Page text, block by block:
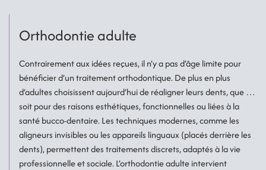
Orthodontie adulte
Contrairement aux idées reçues, il n’y a pas d’âge limite pour
bénéficier d’un traitement orthodontique. De plus en plus
d’adultes choisissent aujourd’hui de réaligner leurs dents, que ce
soit pour des raisons esthétiques, fonctionnelles ou liées à la
santé bucco-dentaire. Les techniques modernes, comme les
aligneurs invisibles ou les appareils linguaux (placés derrière les
dents), permettent des traitements discrets, adaptés à la vie
professionnelle et sociale. L’orthodontie adulte intervient